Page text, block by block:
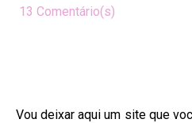
13 Comentário(s)
Vou deixar aqui um site que